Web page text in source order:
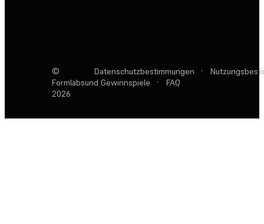
©
Formlabs
2026
Datenschutzbestimmungen ·
und Gewinnspiele
· FAQ